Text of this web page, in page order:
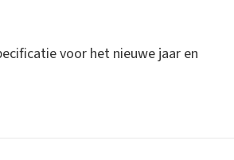
voor het nieuwe jaar en